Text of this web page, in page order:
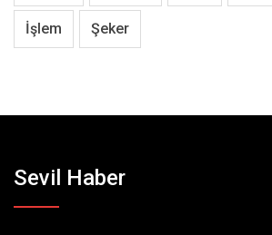
İşlem Şeker
Sevil Haber